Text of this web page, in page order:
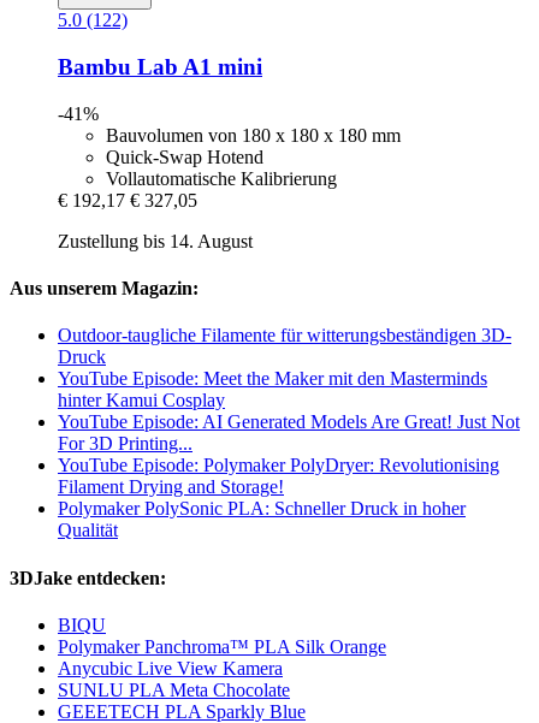
5.0 (122)
Bambu Lab A1 mini
-41%
Bauvolumen von 180 x 180 x 180 mm
Quick-Swap Hotend
Vollautomatische Kalibrierung
€ 192,17 € 327,05
Zustellung bis 14. August
Aus unserem Magazin:
Outdoor-taugliche Filamente für witterungsbeständigen 3D-
Druck
YouTube Episode: Meet the Maker mit den Masterminds
hinter Kamui Cosplay
YouTube Episode: AI Generated Models Are Great! Just Not
For 3D Printing...
YouTube Episode: Polymaker PolyDryer: Revolutionising
Filament Drying and Storage!
Polymaker PolySonic PLA: Schneller Druck in hoher
Qualität
3DJake entdecken:
BIQU
Polymaker Panchroma™ PLA Silk Orange
Anycubic Live View Kamera
SUNLU PLA Meta Chocolate
GEEETECH PLA Sparkly Blue